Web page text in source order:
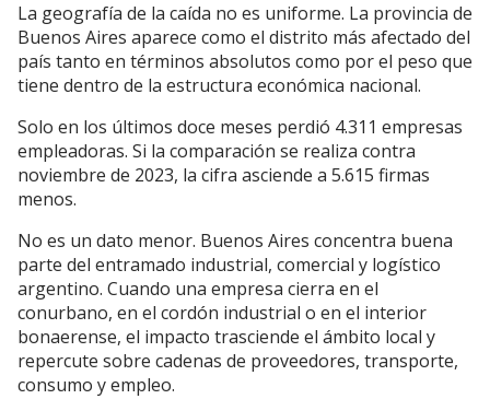
La geografía de la caída no es uniforme. La provincia de
Buenos Aires aparece como el distrito más afectado del
país tanto en términos absolutos como por el peso que
tiene dentro de la estructura económica nacional.
Solo en los últimos doce meses perdió 4.311 empresas
empleadoras. Si la comparación se realiza contra
noviembre de 2023, la cifra asciende a 5.615 firmas
menos.
No es un dato menor. Buenos Aires concentra buena
parte del entramado industrial, comercial y logístico
argentino. Cuando una empresa cierra en el
conurbano, en el cordón industrial o en el interior
bonaerense, el impacto trasciende el ámbito local y
repercute sobre cadenas de proveedores, transporte,
consumo y empleo.